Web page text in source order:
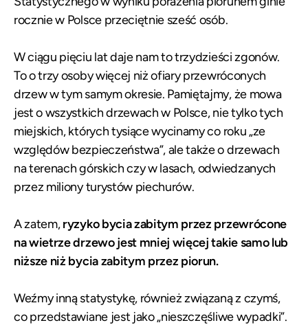
rocznie w Polsce przeciętnie sześć osób.
W ciągu pięciu lat daje nam to trzydzieści zgonów.
To o trzy osoby więcej niż ofiary przewróconych
drzew w tym samym okresie. Pamiętajmy, że mowa
jest o wszystkich drzewach w Polsce, nie tylko tych
miejskich, których tysiące wycinamy co roku „ze
względów bezpieczeństwa”, ale także o drzewach
na terenach górskich czy w lasach, odwiedzanych
przez miliony turystów piechurów.
A zatem,ryzyko bycia zabitym przez przewrócone
na wietrze drzewo jest mniej więcej takie samo lub
niższe niż bycia zabitym przez piorun.
Weźmy inną statystykę, również związaną z czymś,
co przedstawiane jest jako „nieszczęśliwe wypadki”.